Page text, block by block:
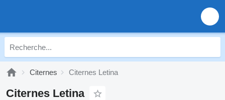
Citernes Citernes Letina
Citernes Letina